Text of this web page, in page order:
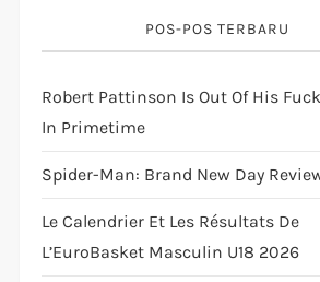
POS-POS TERBARU
Robert Pattinson Is Out Of His
In Primetime
Spider-Man: Brand New Day
Le Calendrier Et Les Résultats De
L’EuroBasket Masculin U18 2026